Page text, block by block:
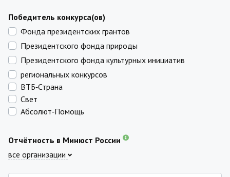
Победитель конкурса(ов)
Фонда президентских грантов
Президентского фонда природы
Президентского фонда культурных инициатив
региональных конкурсов
ВТБ‑Страна
Свет
Абсолют‑Помощь
Отчётность в Минюст России
все организации